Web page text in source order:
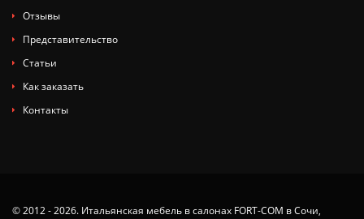
Отзывы
Представительство
Статьи
Как заказать
Контакты
© 2012 - 2026. Итальянская мебель в салонах FORT-COM в Сочи,